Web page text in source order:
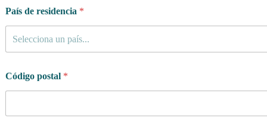
l
g
u
a
País de residencia *
Selecciona un país...
Código postal *